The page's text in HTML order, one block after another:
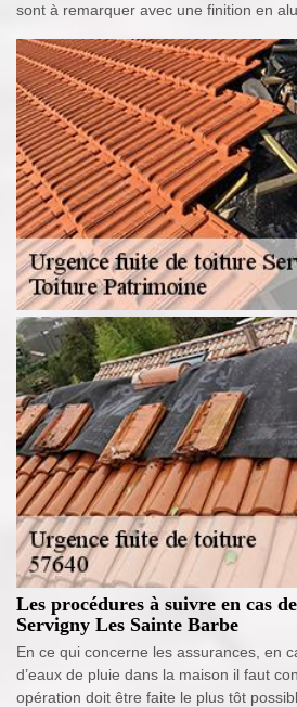
sont à remarquer avec une finition en
Les procédures à suivre en cas
Servigny Les Sainte Barbe
En ce qui concerne les assurances, en
d’eaux de pluie dans la maison il faut
opération doit être faite le plus tôt